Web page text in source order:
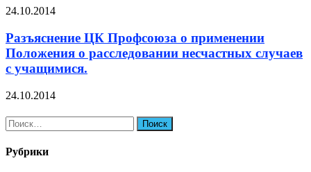
24.10.2014
Разъяснение ЦК Профсоюза о применении
Положения о расследовании несчастных случаев
с учащимися.
24.10.2014
Найти:
Рубрики